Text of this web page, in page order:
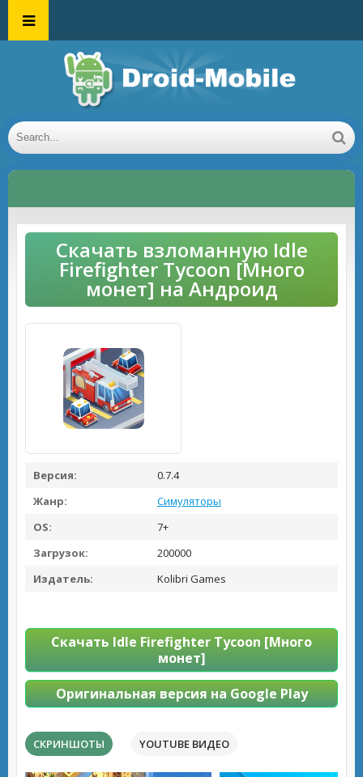
Скачать взломанную Idle
Firefighter Tycoon [Много
монет] на Андроид
Версия:
0.7.4
Жанр:
Симуляторы
OS:
7+
Загрузок:
200000
Издатель:
Kolibri Games
Скачать Idle Firefighter Tycoon [Много
монет]
Оригинальная версия на Google Play
СКРИНШОТЫ YOUTUBE ВИДЕО